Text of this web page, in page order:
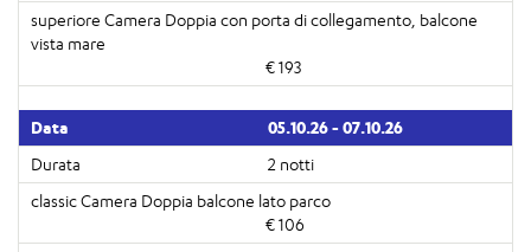
€ 193
05.10.26 - 07.10.26
2 notti
€ 106